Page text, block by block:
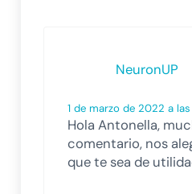
NeuronUP
1 de marzo de 2022 a
Hola Antonella,
comentario, nos
que te sea de